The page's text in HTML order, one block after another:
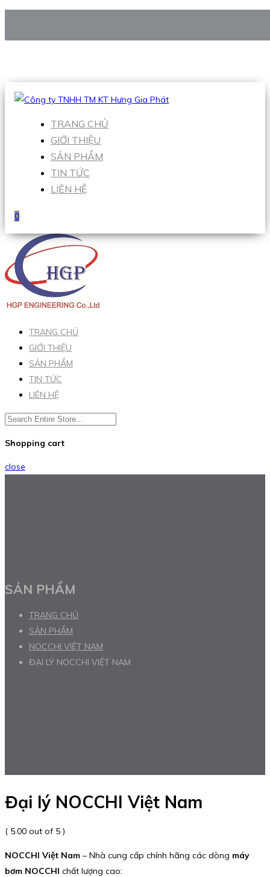
Hotline:0938 906 663
TRANG CHỦ
GIỚI THIỆU
SẢN PHẨM
TIN TỨC
LIÊN HỆ
0
TRANG CHỦ
GIỚI THIỆU
SẢN PHẨM
TIN TỨC
LIÊN HỆ
Shopping cart
close
SẢN PHẨM
TRANG CHỦ
SẢN PHẨM
NOCCHI VIỆT NAM
ĐẠI LÝ NOCCHI VIỆT NAM
Đại lý NOCCHI Việt Nam
( 5.00 out of 5 )
NOCCHI Việt Nam – Nhà cung cấp chính hãng các dòng máy
bơm NOCCHI chất lượng cao: